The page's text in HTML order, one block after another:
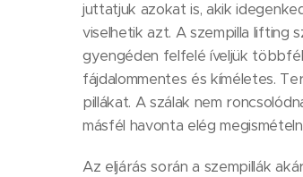
juttatjuk azokat is, akik
viselhetik azt. A szempilla lifting
gyengéden felfelé íveljük
fájdalommentes és kíméletes.
pillákat. A szálak nem
másfél havonta elég
Az eljárás során a szempillák